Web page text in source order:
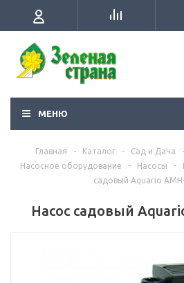
МЕНЮ
Главная - Каталог - Сад и Дача -
Насосное оборудование
- Насосы -
садовый Aquario
Насос садовый